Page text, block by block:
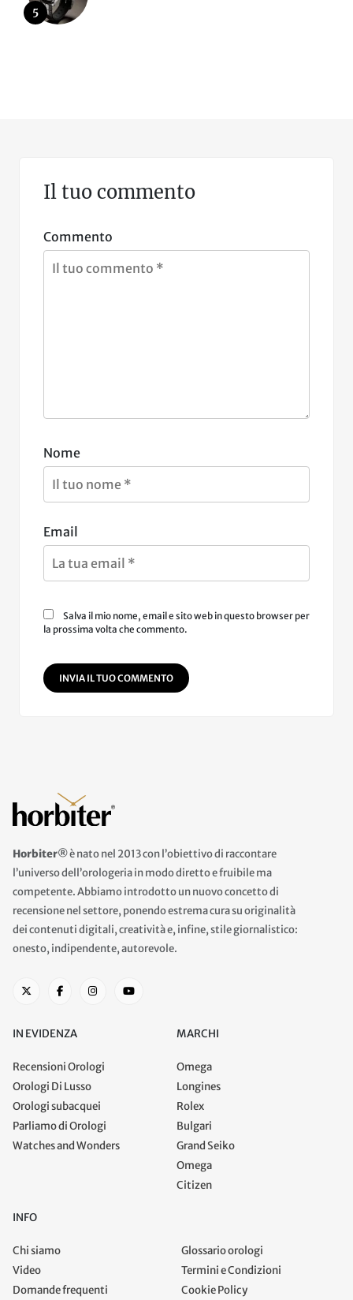
5
Il tuo commento
Commento
Nome
Email
Salva il mio nome, email e sito web in questo browser per
la prossima volta che commento.
INVIA IL TUO COMMENTO
Horbiter®è nato nel 2013 con l’obiettivo di raccontare
l’universo dell’orologeria in modo diretto e fruibile ma
competente. Abbiamo introdotto un nuovo concetto di
recensione nel settore, ponendo estrema cura su originalità
dei contenuti digitali, creatività e, infine, stile giornalistico:
onesto, indipendente, autorevole.
IN EVIDENZA
Recensioni Orologi
Orologi Di Lusso
Orologi subacquei
Parliamo di Orologi
Watches and Wonders
MARCHI
Omega
Longines
Rolex
Bulgari
Grand Seiko
Omega
Citizen
INFO
Chi siamo
Video
Domande frequenti
Glossario orologi
Termini e Condizioni
Cookie Policy